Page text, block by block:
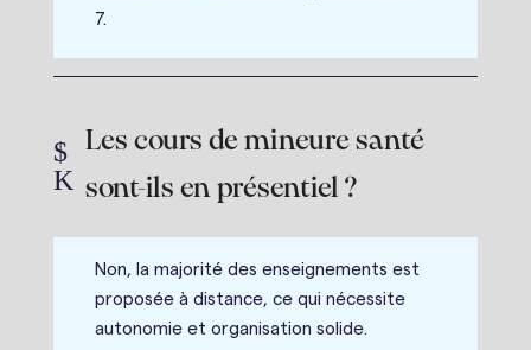
7.
Les cours de mineure santé
sont-ils en présentiel ?
$
K
Non, la majorité des enseignements est
proposée à distance, ce qui nécessite
autonomie et organisation solide.